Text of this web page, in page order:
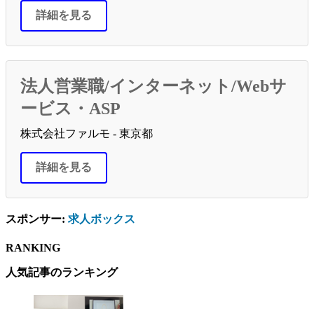
詳細を見る
法人営業職/インターネット/Webサ
ービス・ASP
株式会社ファルモ - 東京都
詳細を見る
スポンサー: 求人ボックス
RANKING
人気記事のランキング